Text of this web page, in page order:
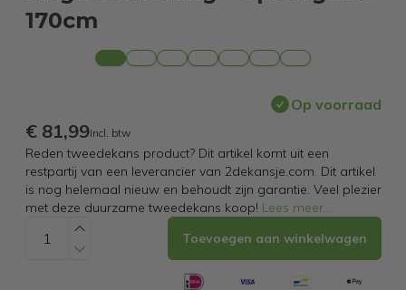
170cm
Op voorraad
€ 81,99Incl. btw
Reden tweedekans product? Dit artikel komt uit een
restpartij van een leverancier van 2dekansje.com. Dit artikel
is nog helemaal nieuw en behoudt zijn garantie. Veel plezier
met deze duurzame tweedekans koop! Lees meer...
Toevoegen aan winkelwagen